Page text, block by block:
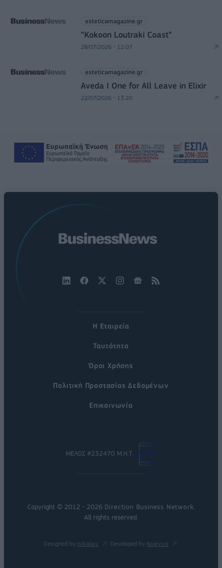
esteticamagazine.gr
“Kokoon Loutraki Coast”
28/07/2026 - 12:07
esteticamagazine.gr
Aveda I One for All Leave in Elixir
22/07/2026 - 13:20
Η Εταιρεία
Ταυτότητα
Όροι Χρήσης
Πολιτική Προστασίας Δεδομένων
Επικοινωνία
ΜΕΛΟΣ #232470 Μ.Η.Τ.
Copyright © 2012 - 2026 Direction Business Network
All rights reserved.
Designed by nikolas Developed by Nuevvo